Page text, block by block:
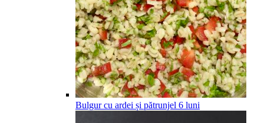
Bulgur cu ardei și pătrunjel 6 luni